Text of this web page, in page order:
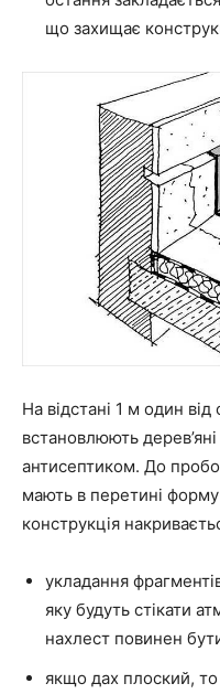
що захищає
На відстані 1 м один
встановлюють
антисептиком. До
мають в перетині
конструкція
укладання
яку будуть стікати
нахлест повинен
якщо дах плоский,